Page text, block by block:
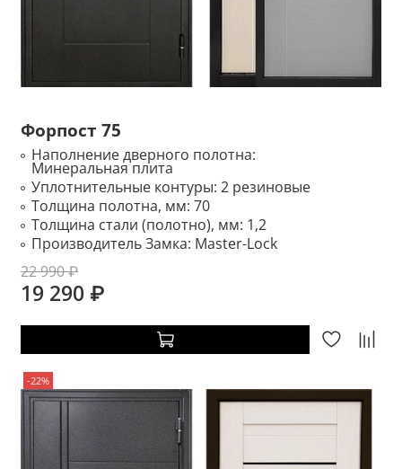
Форпост 75
Наполнение дверного полотна:
Минеральная плита
Уплотнительные контуры: 2 резиновые
Толщина полотна, мм: 70
Толщина стали (полотно), мм: 1,2
Производитель Замка: Master-Lock
22 990 ₽
19 290 ₽
-22%